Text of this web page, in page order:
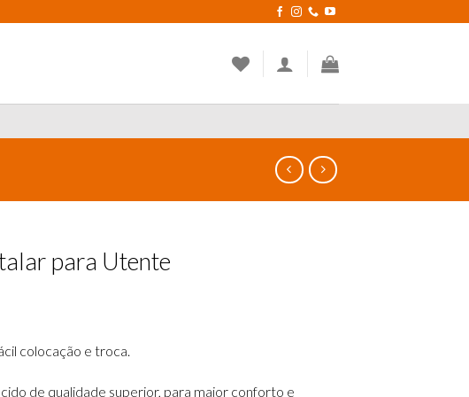
para Utente
colocação e troca.
de qualidade superior, para maior conforto e